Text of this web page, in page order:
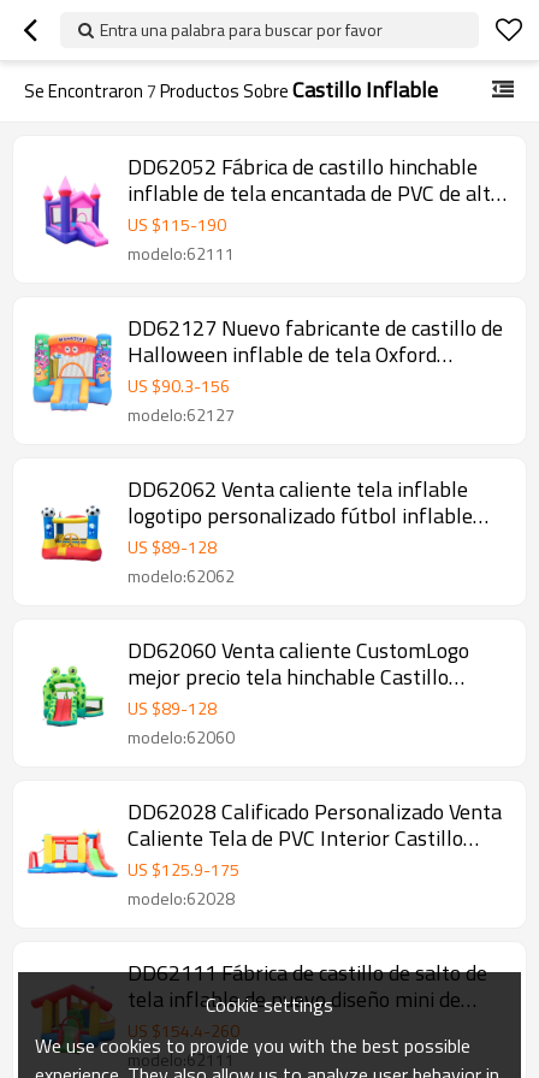
Entra una palabra para buscar por favor
Se Encontraron7Productos SobreCastillo Inflable
DD62052 Fábrica de castillo hinchable
inflable de tela encantada de PVC de alta
calidad en China
US $115-190
modelo:62111
DD62127 Nuevo fabricante de castillo de
Halloween inflable de tela Oxford
calificado personalizado China
US $90.3-156
modelo:62127
DD62062 Venta caliente tela inflable
logotipo personalizado fútbol inflable
gorila fábrica de China
US $89-128
modelo:62062
DD62060 Venta caliente CustomLogo
mejor precio tela hinchable Castillo
máquina de coser fábrica China
US $89-128
modelo:62060
DD62028 Calificado Personalizado Venta
Caliente Tela de PVC Interior Castillo
Hinchable Fábrica en China
US $125.9-175
modelo:62028
DD62111 Fábrica de castillo de salto de
tela inflable de nuevo diseño mini de
China
US $154.4-260
modelo:62111
Cookie settings
We use cookies to provide you with the best possible